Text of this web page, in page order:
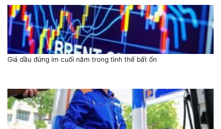
Giá dầu đứng im cuối năm trong tình thế bất ổn